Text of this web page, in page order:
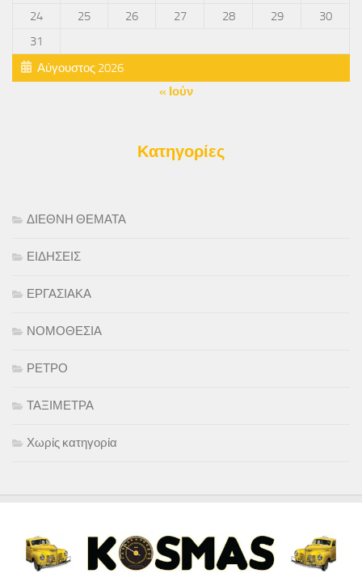
Αύγουστος 2026
24
25 26 27 28 29
30
31
« Ιούν
Κατηγορίες
ΔΙΕΘΝΗ ΘΕΜΑΤΑ
ΕΙΔΗΣΕΙΣ
ΕΡΓΑΣΙΑΚΑ
ΝΟΜΟΘΕΣΙΑ
ΡΕΤΡΟ
ΤΑΞΙΜΕΤΡΑ
Χωρίς κατηγορία